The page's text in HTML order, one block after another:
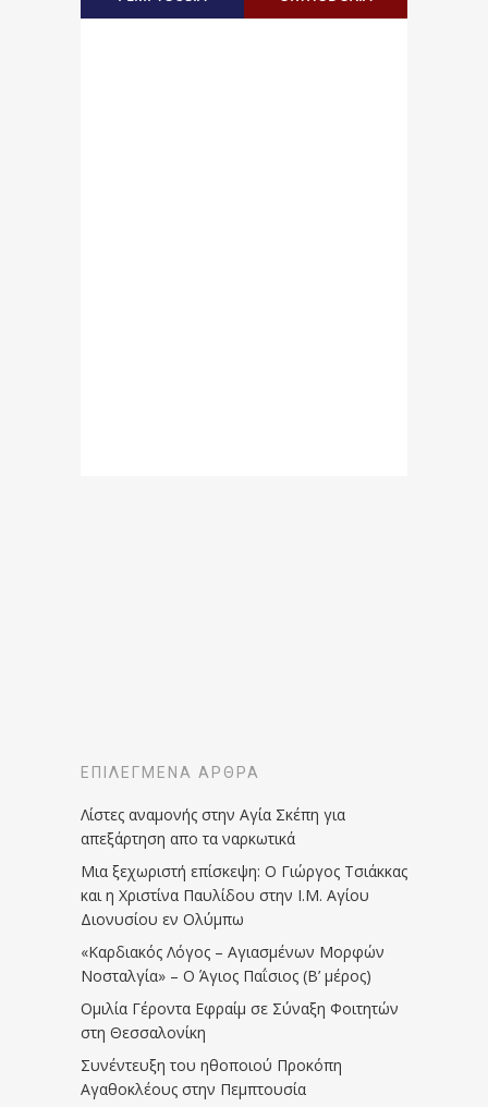
ΕΠΙΛΕΓΜΈΝΑ ΆΡΘΡΑ
Λίστες αναμονής στην Αγία Σκέπη για
απεξάρτηση απο τα ναρκωτικά
Μια ξεχωριστή επίσκεψη: Ο Γιώργος Τσιάκκας
και η Χριστίνα Παυλίδου στην Ι.Μ. Αγίου
Διονυσίου εν Ολύμπω
«Καρδιακός Λόγος – Αγιασμένων Μορφών
Νοσταλγία» – Ο Άγιος Παΐσιος (Β’ μέρος)
Ομιλία Γέροντα Εφραίμ σε Σύναξη Φοιτητών
στη Θεσσαλονίκη
Συνέντευξη του ηθοποιού Προκόπη
Αγαθοκλέους στην Πεμπτουσία